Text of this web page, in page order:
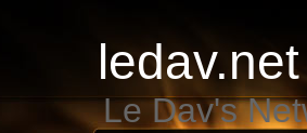
ledav.net
Le Dav's